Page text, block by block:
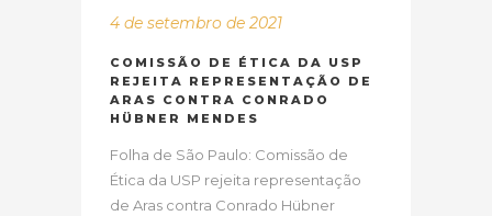
4 de setembro de 2021
COMISSÃO DE ÉTICA DA USP
REJEITA REPRESENTAÇÃO DE
ARAS CONTRA CONRADO
HÜBNER MENDES
Folha de São Paulo: Comissão de
Ética da USP rejeita representação
de Aras contra Conrado Hübner